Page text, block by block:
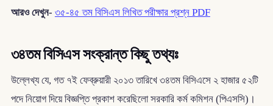
আরও দেখুন- ৩৫-৪৫ তম বিসিএস লিখিত পরীক্ষার প্রশ্ন PDF
৩৪তম বিসিএস সংক্রান্ত কিছু তথ্যঃ
উল্লেখ্য যে, গত ৭ই ফেব্রুয়ারী ২০১৩ তারিখে ৩৪তম বিসিএসে ২ হাজার ৫২টি
পদে নিয়োগ দিয়ে বিজ্ঞপ্তি প্রকাশ করেছিলো সরকারি কর্ম কমিশন (পিএসসি)।